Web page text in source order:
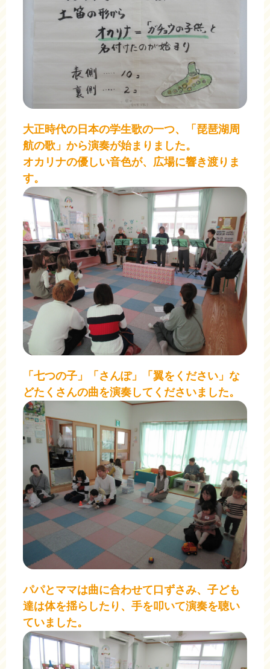
大正時代の日本の学生歌の一つ、「琵琶湖周
航の歌」から演奏が始まりました。
オカリナの優しい音色が、 広場に響き渡りま
す。
「七つの子」「さんぽ」「翼をください」な
どたくさんの曲を演奏してくださいました。
パパとママは曲に合わせて口ずさみ、子ども
達は体を揺らしたり、手を叩いて演奏を聴い
ていました。